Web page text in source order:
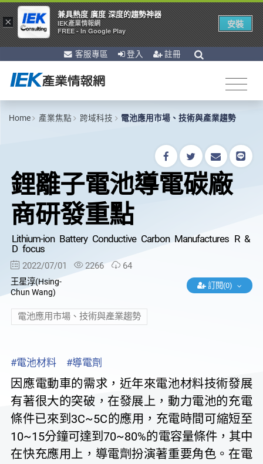
客服專區 登入 註冊
Home 產業焦點 跨域科技 電池應用市場、技術與產業趨勢
鋰離子電池導電碳廠
商研發重點
Lithium-ion Battery Conductive Carbon Manufactures R &
D focus
2022/07/01 2266 64
王星淳(Hsing-
Chun Wang)
訂閱(0)
電池應用市場、技術與產業趨勢
#電池材料 #導電劑
因應電動車的需求，近年來電池材料技術發展
有著很大的突破，在發展上，動力電池的充電
條件已來到3C~5C的應用，充電時間可縮短至
10~15分鐘可達到70~80%的電容量條件，其中
在快充應用上，導電劑扮演著重要角色。在電
×
兼具熱度 廣度 深度的趨勢神器
IEK產業情報網
FREE - In Google Play
安裝